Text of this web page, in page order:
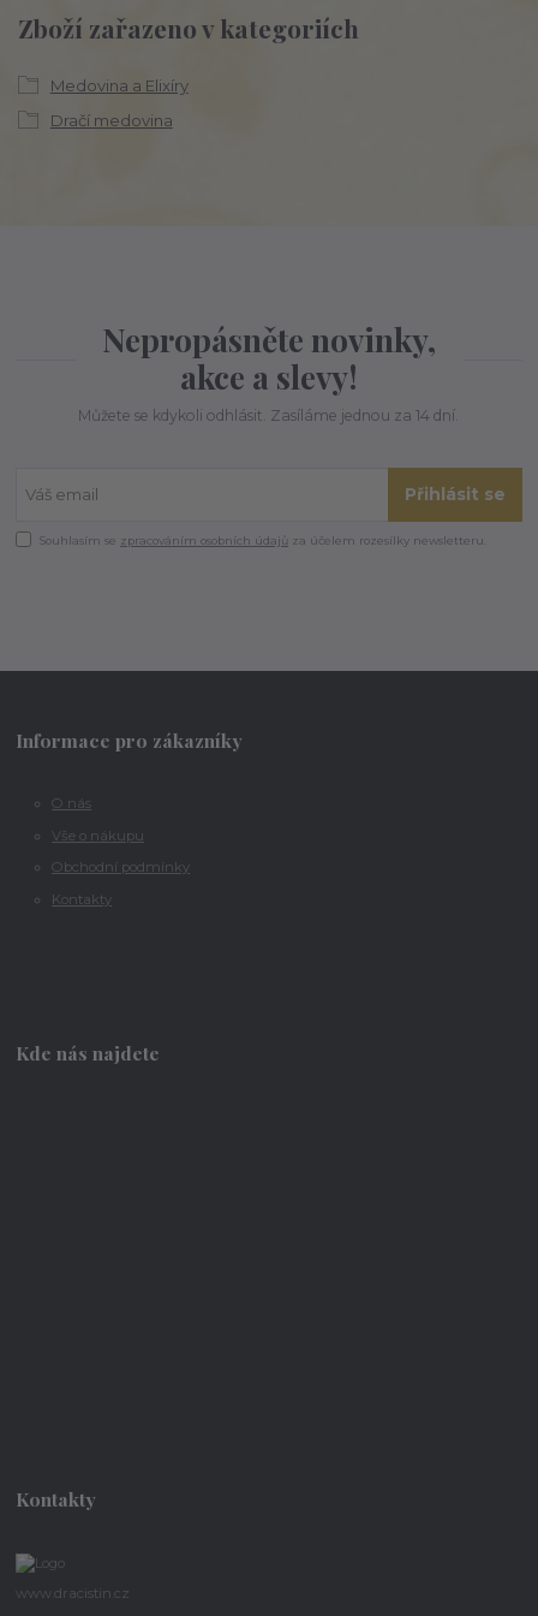
Zboží zařazeno v kategoriích
Medovina a Elixíry
Dračí medovina
Nepropásněte novinky,
akce a slevy!
Můžete se kdykoli odhlásit. Zasíláme jednou za 14 dní.
Přihlásit se
Souhlasím se zpracováním osobních údajů za účelem rozesílky newsletteru.
Informace pro zákazníky
O nás
Vše o nákupu
Obchodní podmínky
Kontakty
Kde nás najdete
Kontakty
www.dracistin.cz